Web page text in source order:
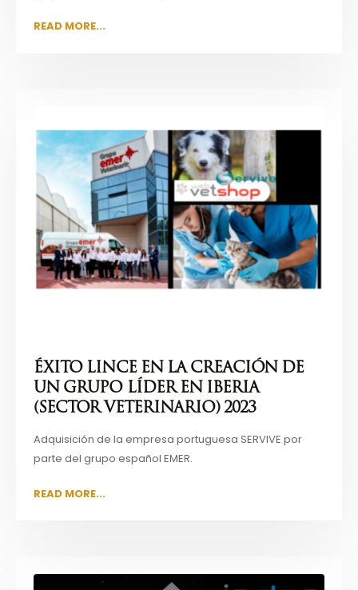
READ MORE...
ÉXITO LINCE EN LA CREACIÓN DE
UN GRUPO LÍDER EN IBERIA
(SECTOR VETERINARIO) 2023
Adquisición de la empresa portuguesa SERVIVE por
parte del grupo español EMER.
READ MORE...